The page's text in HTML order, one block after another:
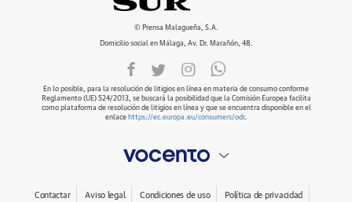
© Prensa Malagueña, S.A.
Domicilio social en Málaga, Av. Dr. Marañón, 48.
En lo posible, para la resolución de litigios en línea en materia de consumo conforme
Reglamento (UE) 524/2013, se buscará la posibilidad que la Comisión Europea facilita
como plataforma de resolución de litigios en línea y que se encuentra disponible en el
enlace https://ec.europa.eu/consumers/odr.
Contactar Aviso legal Condiciones de uso Política de privacidad